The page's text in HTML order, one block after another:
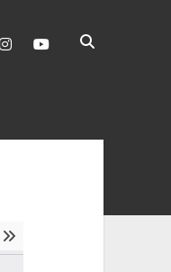
instagramyoutube